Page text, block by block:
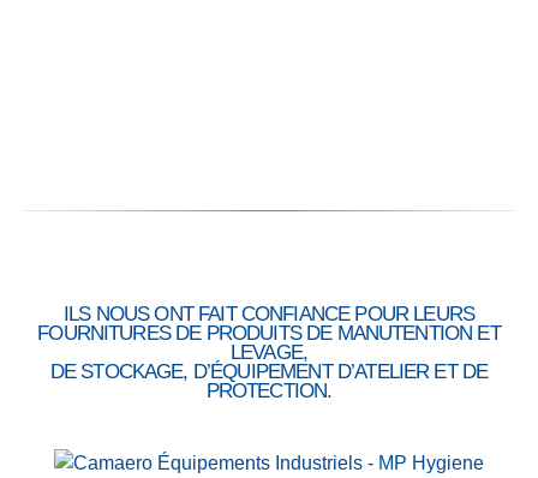
ILS NOUS ONT FAIT CONFIANCE POUR LEURS
FOURNITURES DE PRODUITS DE MANUTENTION ET
LEVAGE,
DE STOCKAGE, D’ÉQUIPEMENT D’ATELIER ET DE
PROTECTION.